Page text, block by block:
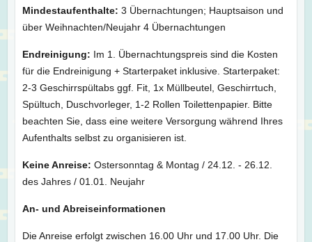
Mindestaufenthalte: 3 Übernachtungen; Hauptsaison und
über Weihnachten/Neujahr 4 Übernachtungen
Endreinigung: Im 1. Übernachtungspreis sind die Kosten
für die Endreinigung + Starterpaket inklusive. Starterpaket:
2-3 Geschirrspültabs ggf. Fit, 1x Müllbeutel, Geschirrtuch,
Spültuch, Duschvorleger, 1-2 Rollen Toilettenpapier. Bitte
beachten Sie, dass eine weitere Versorgung während Ihres
Aufenthalts selbst zu organisieren ist.
Keine Anreise: Ostersonntag & Montag / 24.12. - 26.12.
des Jahres / 01.01. Neujahr
An- und Abreiseinformationen
Die Anreise erfolgt zwischen 16.00 Uhr und 17.00 Uhr. Die